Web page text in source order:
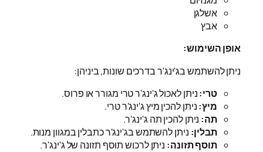
אשלגן
אבץ
אופן השימוש:
ניתן להשתמש בג'ינג'ר בדרכים שונות, ביניהן:
טרי:ניתן לאכול ג'ינג'ר טרי מגורר או פרוס.
מיץ:ניתן להכין מיץ ג'ינג'ר טרי.
תה: ניתן להכין תה ג'ינג'ר.
תבלין: ניתן להשתמש בג'ינג'ר כתבלין במגוון מנות.
תוסף תזונה: ניתן לרכוש תוסף תזונה של ג'ינג'ר.